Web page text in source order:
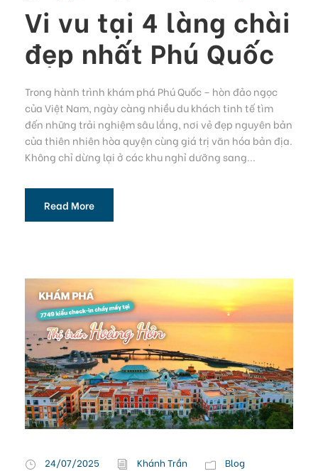
Vi vu tại 4 làng chài
đẹp nhất Phú Quốc
Trong hành trình khám phá Phú Quốc – hòn đảo ngọc
của Việt Nam, ngày càng nhiều du khách tinh tế tìm
đến những trải nghiệm sâu lắng, nơi vẻ đẹp nguyên bản
của thiên nhiên hòa quyện cùng giá trị văn hóa bản địa.
Không chỉ dừng lại ở các khu nghỉ dưỡng sang...
Read More
24/07/2025 Khánh Trần Blog